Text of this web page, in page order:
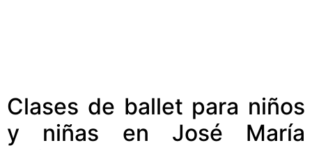
Clases de ballet para niños
y niñas en José María